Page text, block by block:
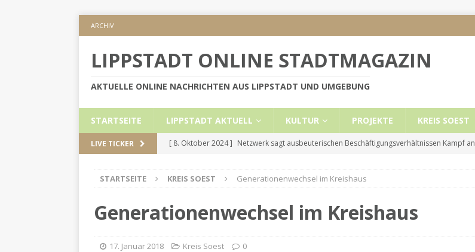
ARCHIV
LIPPSTADT ONLINE STADTMAGAZIN
AKTUELLE ONLINE NACHRICHTEN AUS LIPPSTADT UND UMGEBUNG
STARTSEITE LIPPSTADT AKTUELL KULTUR PROJEKTE KREIS SOEST
LIVE TICKER [ 8. Oktober 2024 ] Netzwerk sagt ausbeuterischen Beschäftigungsverhältnissen Kampf an
[ 5. September 2024 ] Höhere Mietobergrenzen für Leistungsempfänger
[ 2. September 2024 ]
Geschützt: Reden im Bundestag vom 13.11.24
LIPPSTADT AKTUELL
STARTSEITE KREIS SOEST Generationenwechsel im Kreishaus
Generationenwechsel im Kreishaus
17. Januar 2018 Kreis Soest 0